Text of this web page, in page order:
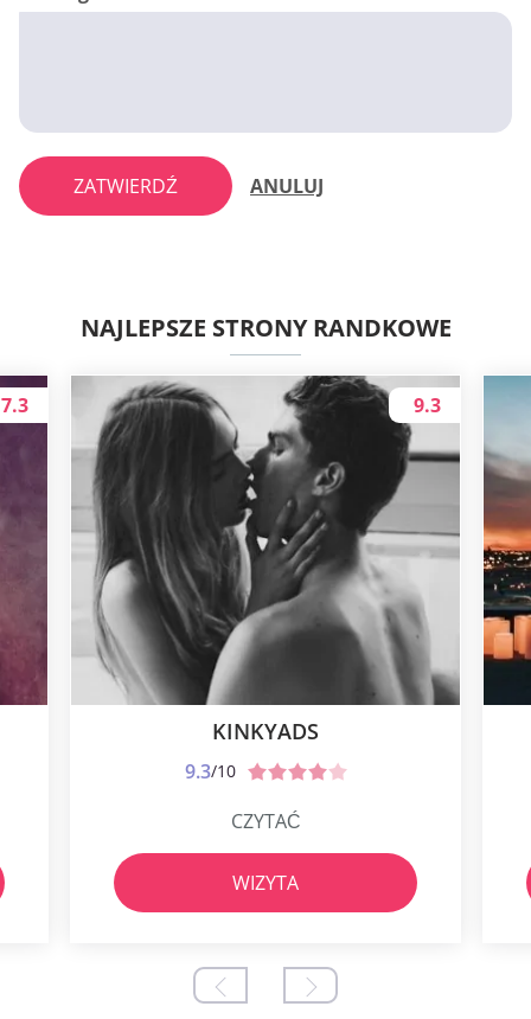
ZATWIERDŹ ANULUJ
NAJLEPSZE STRONY RANDKOWE
7.3
KINKYADS
9.3/10
9.3
CZYTAĆ
WIZYTA